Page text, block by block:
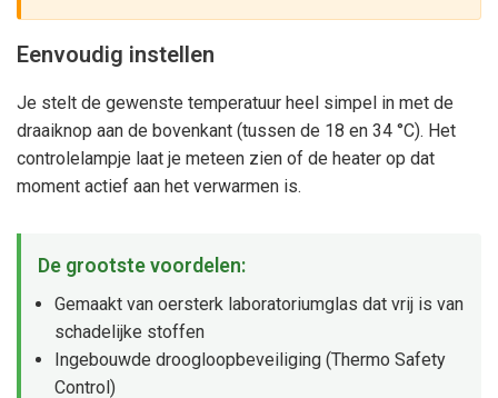
Eenvoudig instellen
Je stelt de gewenste temperatuur heel simpel in met de
draaiknop aan de bovenkant (tussen de 18 en 34 °C). Het
controlelampje laat je meteen zien of de heater op dat
moment actief aan het verwarmen is.
De grootste voordelen:
Gemaakt van oersterk laboratoriumglas dat vrij is van
schadelijke stoffen
Ingebouwde droogloopbeveiliging (Thermo Safety
Control)